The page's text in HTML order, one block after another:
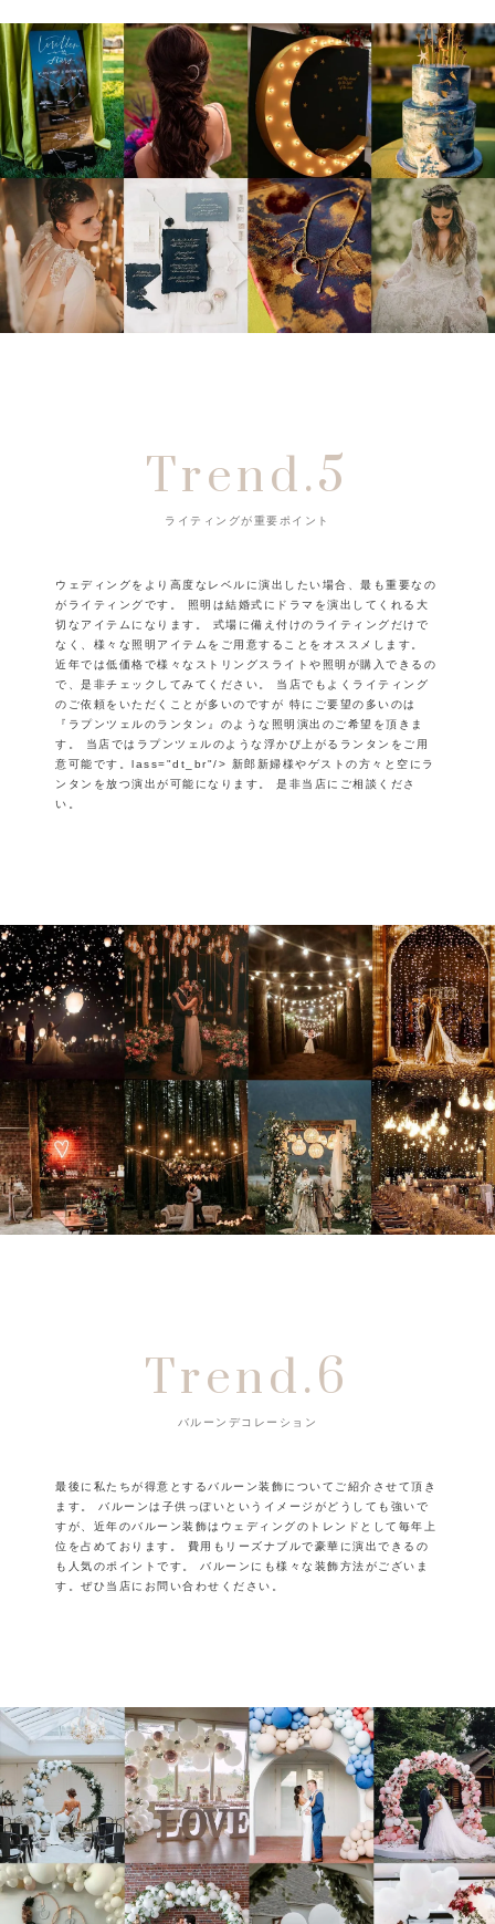
Trend.5
ライティングが重要ポイント
ウェディングをより高度なレベルに演出したい場合、最も重要なの
がライティングです。
照明は結婚式にドラマを演出してくれる大
切なアイテムになります。
式場に備え付けのライティングだけで
なく、様々な照明アイテムをご用意することをオススメします。
近年では低価格で様々なストリングスライトや照明が購入できるの
で、是非チェックしてみてください。
当店でもよくライティング
のご依頼をいただくことが多いのですが 特にご要望の多いのは
『ラプンツェルのランタン』のような照明演出のご希望を頂きま
す。
当店ではラプンツェルのような浮かび上がるランタンをご用
意可能です。 lass="dt_br"/> 新郎新婦様やゲストの方々と空にラ
ンタンを放つ演出が可能になります。 是非当店にご相談くださ
い。
Trend.6
バルーンデコレーション
最後に私たちが得意とするバルーン装飾についてご紹介させて頂き
ます。
バルーンは子供っぽいというイメージがどうしても強いで
すが、 近年のバルーン装飾はウェディングのトレンドとして毎年上
位を占めております。
費用もリーズナブルで豪華に演出できるの
も人気のポイントです。
バルーンにも様々な装飾方法がございま
す。ぜひ当店にお問い合わせください。